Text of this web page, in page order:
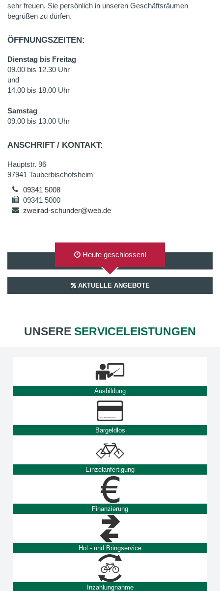
sehr freuen, Sie persönlich in unseren Geschäftsräumen
begrüßen zu dürfen.
ÖFFNUNGSZEITEN:
Dienstag bis Freitag
09.00 bis 12.30 Uhr
und
14.00 bis 18.00 Uhr
Samstag
09.00 bis 13.00 Uhr
ANSCHRIFT / KONTAKT:
Hauptstr. 96
97941 Tauberbischofsheim
09341 5008
09341 5000
zweirad-schunder@web.de
AUF GOOGLEMAPS ANZEIGEN
Heute geschlossen!
AKTUELLE ANGEBOTE
UNSERE SERVICELEISTUNGEN
Ausbildung
Bargeldlos
Einzelanfertigung
Finanzierung
Hol - und Bringservice
Inzahlungnahme